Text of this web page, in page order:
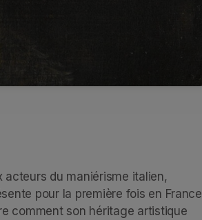
acteurs du maniérisme italien,
pour la première fois en France
comment son héritage artistique